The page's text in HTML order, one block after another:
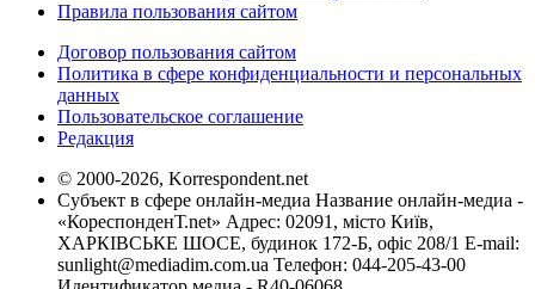
Правила пользования сайтом
Договор пользования сайтом
Политика в сфере конфиденциальности и персональных
данных
Пользовательское соглашение
Редакция
© 2000-2026, Korrespondent.net
Субъект в сфере онлайн-медиа Название онлайн-медиа -
«КореспонденТ.net» Адрес: 02091, місто Київ,
ХАРКІВСЬКЕ ШОСЕ, будинок 172-Б, офіс 208/1 E-mail:
sunlight@mediadim.com.ua Телефон: 044-205-43-00